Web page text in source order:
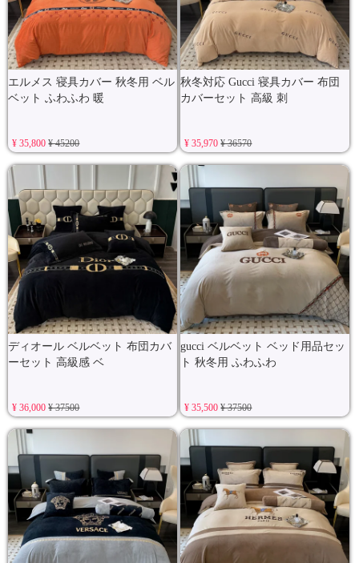
エルメス 寝具カバー 秋冬用 ベル
ベット ふわふわ 暖
¥ 35,800¥ 45200
秋冬対応 Gucci 寝具カバー 布団
カバーセット 高級 刺
¥ 35,970¥ 36570
ディオール ベルベット 布団カバ
ーセット 高級感 ベ
¥ 36,000¥ 37500
gucci ベルベット ベッド用品セッ
ト 秋冬用 ふわふわ
¥ 35,500¥ 37500